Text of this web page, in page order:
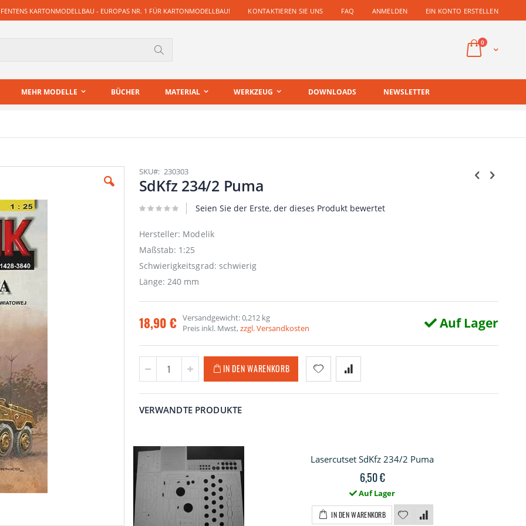
KARTONMODELLBAU - EUROPAS NR. 1 FÜR KARTONMODELLBAU! KONTAKTIEREN SIE UNS FAQ ANMELDEN EIN KONTO ERSTELLEN
Cart
0Artikel
MEHR MODELLE BÜCHER MATERIAL WERKZEUG DOWNLOADS NEWSLETTER
SKU 230303
SdKfz 234/2 Puma
Seien Sie der Erste, der dieses Produkt bewertet
Hersteller: Modelik
Maßstab: 1:25
Schwierigkeitsgrad: schwierig
Länge: 240 mm
18,90 € Versandgewicht: 0,212 kg
Preis inkl. Mwst,zzgl. Versandkosten Auf Lager
IN DEN WARENKORB
VERWANDTE PRODUKTE
Lasercutset SdKfz 234/2 Puma
6,50 €
Auf Lager
IN DEN WARENKORB